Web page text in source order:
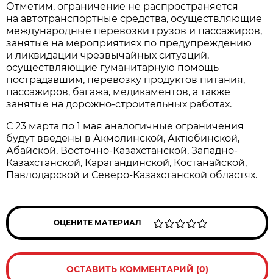
Отметим, ограничение не распространяется
на автотранспортные средства, осуществляющие
международные перевозки грузов и пассажиров,
занятые на мероприятиях по предупреждению
и ликвидации чрезвычайных ситуаций,
осуществляющие гуманитарную помощь
пострадавшим, перевозку продуктов питания,
пассажиров, багажа, медикаментов, а также
занятые на дорожно-строительных работах.
С 23 марта по 1 мая аналогичные ограничения
будут введены в Акмолинской, Актюбинской,
Абайской, Восточно-Казахстанской, Западно-
Казахстанской, Карагандинской, Костанайской,
Павлодарской и Северо-Казахстанской областях.
ОЦЕНИТЕ МАТЕРИАЛ
ОСТАВИТЬ КОММЕНТАРИЙ (0)